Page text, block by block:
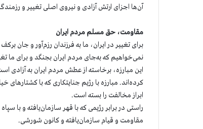
آن‌ها اجزای ارتش آزادی و نیروی اصلی تغییر و
مقاومت، حق مسلم مردم ایران
برای تغییر در ایران، ما به فرزندان رزم‌آور و جان
نمی‌خواهیم که به‌جای مردم ایران بجنگد و برای ما
کرده‌اند. مبارزه با رژیم جنایتکاری که با کشتارهای
ابراز مخالفت را بسته است.
راستی در برابر رژیمی که با قهر سازمان‌یافته و با
مقاومت و قیام سازمان‌یافته و کانون شورشی.